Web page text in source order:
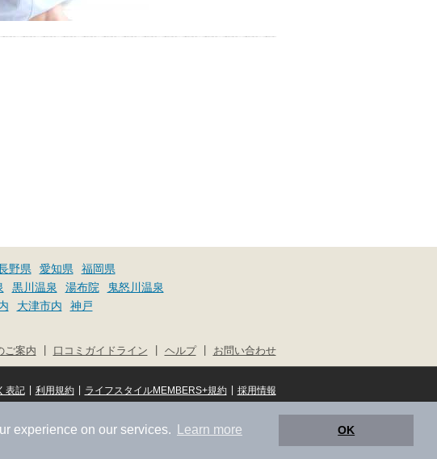
experience on our services. Learn more OK
野県 愛知県
福岡県
黒川温泉 湯布院
鬼怒川温泉
大津市内
神戸
お問い合わせ
ヘルプ
口コミガイドライン
ご案内
採用情報
|
ライフスタイルMEMBERS+規約
|
利用規約
|
表記
© NIFTY Lifestyle Co., Ltd.